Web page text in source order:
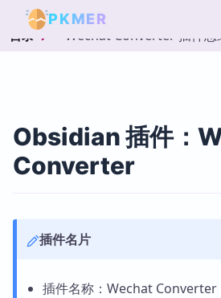
PKMER
目录 Wechat Converter 插件总
Obsidian 插件：
Converter
插件名片
插件名称：Wechat Converter